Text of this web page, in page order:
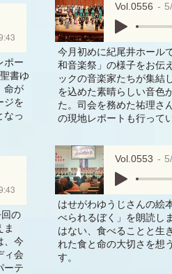
ポー
書ゆ
命が
ジを
なっ
の
ま
、今
ィ会
ーテ
Vol.0556
今月初めに紀尾井ホール
和音楽祭」の様子をお伝
ックの音楽家たちが集結
を込めた素晴らしい音色
た。司会を務めた祐理さ
の現地レポートも行って
Vol.0553
はせがわゆうじさんの絵
べられるぼく」を朗読し
はない、食べることと生
れた食と命の大切さを想
す。